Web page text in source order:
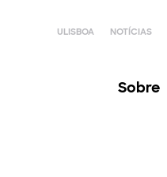
ULISBOA NOTÍCIAS
Sobre